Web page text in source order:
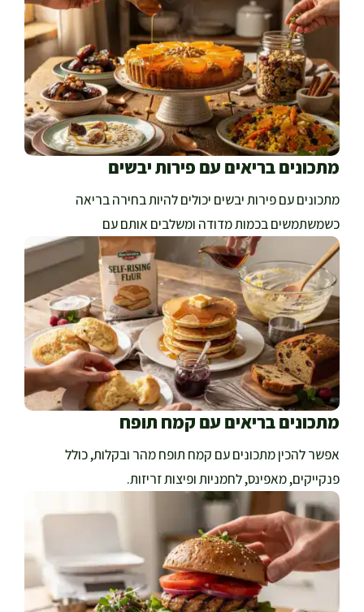
מתכונים בריאים עם פירות יבשים
מתכונים עם פירות יבשים יכולים להיות בחירה בריאה
כשמשתמשים בכמות מדודה ומשלבים אותם עם
מתכונים בריאים עם קמח תופח
אפשר להכין מתכונים עם קמח תופח מהר ובקלות, כולל
פנקייקים, מאפינס, לחמניות ופיצות זריזות.